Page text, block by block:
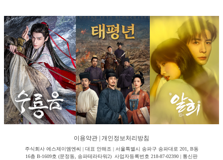
이용약관 개인정보처리방침
주식회사 에스제이엠엔씨 | 대표 안해조 | 서울특별시 송파구 송파대로 201, B동
16층 B-1609호 (문정동, 송파테라타워2) 사업자등록번호 218-87-02390 | 통신판